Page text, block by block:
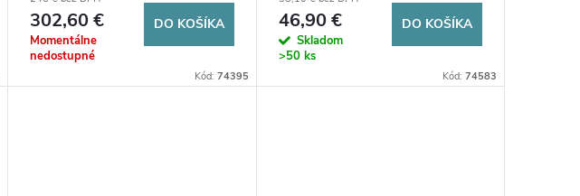
302,60 €
Momentálne
nedostupné
DO KOŠÍKA
Kód: 74395
46,90 €
Skladom
>50 ks
DO KOŠÍKA
Kód: 74583